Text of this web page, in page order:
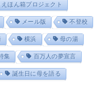
えほん箱プロジェクト
メール版 不登校
横浜 母の湯
集 百万人の夢宣言
誕生日に母を語る